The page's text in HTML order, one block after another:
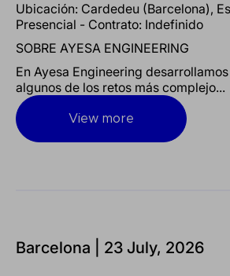
Ubicación: Cardedeu (Barcelona),
Presencial - Contrato: Indefinido
SOBRE AYESA ENGINEERING
En Ayesa Engineering
algunos de los retos más complejo...
View more
Barcelona | 23 July, 2026